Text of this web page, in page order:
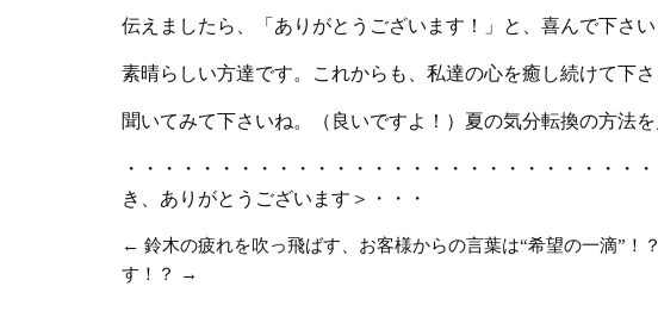
伝えましたら、「ありがとうございます！」と、喜んで下さ
素晴らしい方達です。これからも、私達の心を癒し続けて下
聞いてみて下さいね。（良いですよ！）夏の気分転換の方法
・・・・・・・・・・・・・・・・・・・・・・・・・・・
き、ありがとうございます＞・・・
← 鈴木の疲れを吹っ飛ばす、お客様からの言葉は“希望の一滴”！？
す！？
→